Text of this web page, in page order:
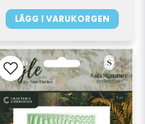
LÄGG I VARUKORGEN